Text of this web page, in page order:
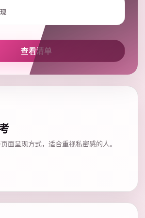
查看清单
面呈现方式，适合重视私密感的人。